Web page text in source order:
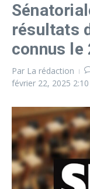
résultats
connus le
Par La rédaction
février 22, 2025